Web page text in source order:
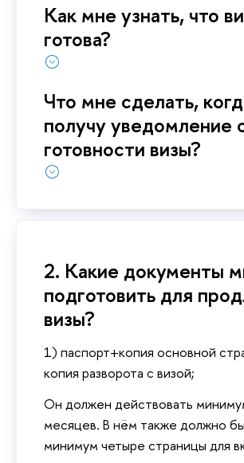
Как мне узнать, что
готова?
Что мне сделать,
получу уведомление
готовности визы?
2. Какие документы
подготовить для
визы?
1) паспорт+копия основной
копия разворота с визой;
Он должен действовать
месяцев. В нём также должно
минимум четыре страницы для